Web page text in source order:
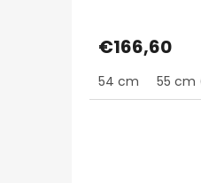
€166,60
54 cm 55 cm